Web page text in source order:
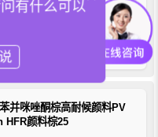
偶氮缩合颜料，颜料红242，
，具有出色的牢度特性，在
具有良好的分散性，因此对
制品以及对分散性有严格要
非常适用，推荐用于PO、
ABS、PBT等聚合物体系的
注塑和挤出着色应用...
并咪唑酮棕高耐候颜料PV
HFR颜料棕25
有什么可以